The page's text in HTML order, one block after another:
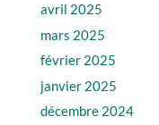
avril 2025
mars 2025
février 2025
janvier 2025
décembre 2024